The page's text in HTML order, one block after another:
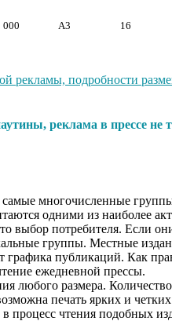
000 А3 16
рекламы, подробности
реклама в прессе
многочисленные
одними из наиболее
выбор потребителя. Если
группы. Местные
публикаций. Как
ежедневной прессы.
любого размера.
печать ярких и
в процесс чтения подобных